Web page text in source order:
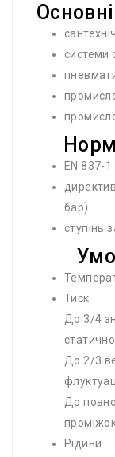
системи
EN 837-1
бар)
ступінь
Тиск
До 3/4
До 2/3
До
Рідини